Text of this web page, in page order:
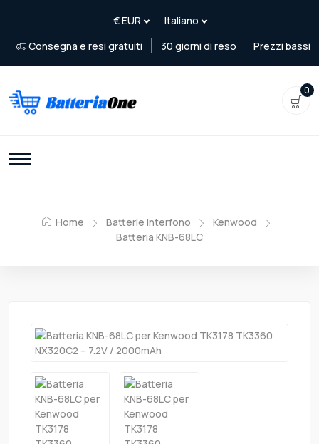
Consegna e resi gratuiti 30 giorni di reso Prezzi bassi
0
Home Batterie Interfono
Kenwood
Batteria KNB-68LC